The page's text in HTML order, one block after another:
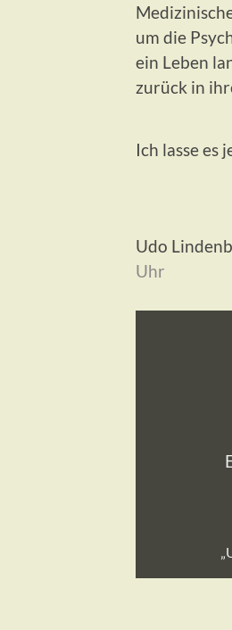
um die
ein Leben
zurück in
Ich lasse es
Udo
Uhr
„Udo